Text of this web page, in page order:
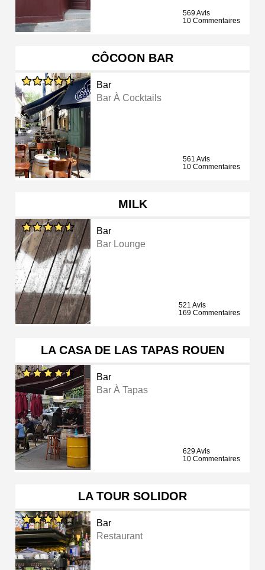
569 Avis
10 Commentaires
CÔCOON BAR
Bar
Bar À Cocktails
561 Avis
10 Commentaires
MILK
Bar
Bar Lounge
521 Avis
169 Commentaires
LA CASA DE LAS TAPAS ROUEN
Bar
Bar À Tapas
629 Avis
10 Commentaires
LA TOUR SOLIDOR
Bar
Restaurant